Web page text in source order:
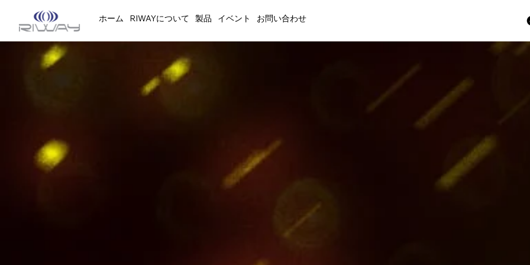
ホーム RIWAYについて 製品 イベント お問い合わせ